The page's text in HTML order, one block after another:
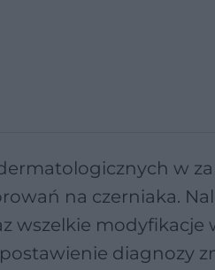
w
na czerniaka.
wszelkie modyfikacje
diagnozy